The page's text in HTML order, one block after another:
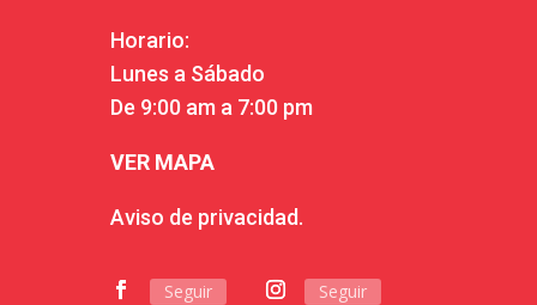
Horario:
Lunes a Sábado
De 9:00 am a 7:00 pm
VER MAPA
Aviso de privacidad.
Seguir Seguir